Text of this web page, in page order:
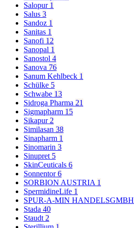
Salopur 1
Salus 3
Sandoz 1
Sanitas 1
Sanofi 12
Sanopal 1
Sanostol 4
Sanova 76
Sanum Kehlbeck 1
Schülke 5
Schwabe 13
Sidroga Pharma 21
Sigmapharm 15
Sikapur2
Similasan 38
Sinapharm 1
Sinomarin 3
Sinupret 5
SkinCeuticals 6
Sonnentor6
SORBION AUSTRIA 1
SpermidineLife 1
SPUR-A-MIN HANDELSGMBH
Stada 40
Staudt2